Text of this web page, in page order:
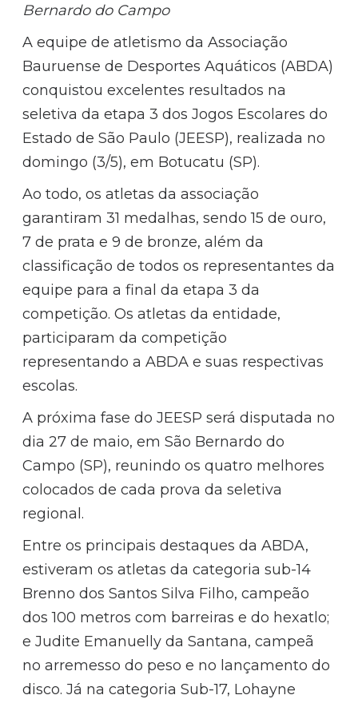
Bernardo do Campo
A equipe de atletismo da Associação
Bauruense de Desportes Aquáticos (ABDA)
conquistou excelentes resultados na
seletiva da etapa 3 dos Jogos Escolares do
Estado de São Paulo (JEESP), realizada no
domingo (3/5), em Botucatu (SP).
Ao todo, os atletas da associação
garantiram 31 medalhas, sendo 15 de ouro,
7 de prata e 9 de bronze, além da
classificação de todos os representantes da
equipe para a final da etapa 3 da
competição. Os atletas da entidade,
participaram da competição
representando a ABDA e suas respectivas
escolas.
A próxima fase do JEESP será disputada no
dia 27 de maio, em São Bernardo do
Campo (SP), reunindo os quatro melhores
colocados de cada prova da seletiva
regional.
Entre os principais destaques da ABDA,
estiveram os atletas da categoria sub-14
Brenno dos Santos Silva Filho, campeão
dos 100 metros com barreiras e do hexatlo;
e Judite Emanuelly da Santana, campeã
no arremesso do peso e no lançamento do
disco. Já na categoria Sub-17, Lohayne